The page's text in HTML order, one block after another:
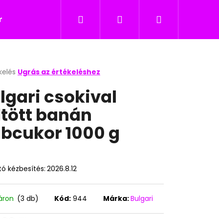
Nyalókák Édesség gyerekeknek
KeresésBejelentkezés
Kosár
Ugrás az értékeléshez
csokival
banán
1000 g
kézbesítés: 2026.8.12
(3 db) Kód: 944 Márka:Bulgari